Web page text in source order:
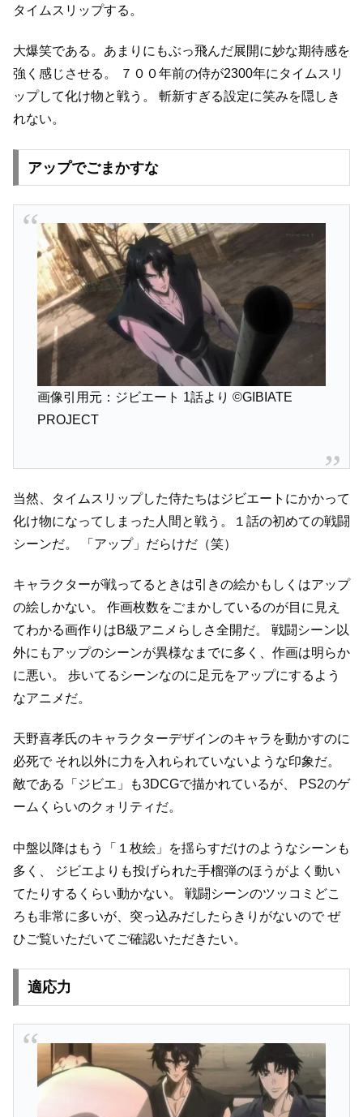
タイムスリップする。
大爆笑である。あまりにもぶっ飛んだ展開に妙な期待感を
強く感じさせる。
７００年前の侍が2300年にタイムスリ
ップして化け物と戦う。
斬新すぎる設定に笑みを隠しき
れない。
アップでごまかすな
画像引用元：ジビエート 1話より ©GIBIATE
PROJECT
当然、タイムスリップした侍たちはジビエートにかかって
化け物になってしまった人間と戦う。１話の初めての戦闘
シーンだ。
「アップ」だらけだ（笑）
キャラクターが戦ってるときは引きの絵かもしくはアップ
の絵しかない。
作画枚数をごまかしているのが目に見え
てわかる画作りはB級アニメらしさ全開だ。
戦闘シーン以
外にもアップのシーンが異様なまでに多く、作画は明らか
に悪い。
歩いてるシーンなのに足元をアップにするよう
なアニメだ。
天野喜孝氏のキャラクターデザインのキャラを動かすのに
必死でそれ以外に力を入れられていないような印象だ。
敵である「ジビエ」も3DCGで描かれているが、
PS2のゲ
ームくらいのクォリティだ。
中盤以降はもう「１枚絵」を揺らすだけのようなシーンも
多く、
ジビエよりも投げられた手榴弾のほうがよく動い
てたりするくらい動かない。
戦闘シーンのツッコミどこ
ろも非常に多いが、突っ込みだしたらきりがないのでぜ
ひご覧いただいてご確認いただきたい。
適応力